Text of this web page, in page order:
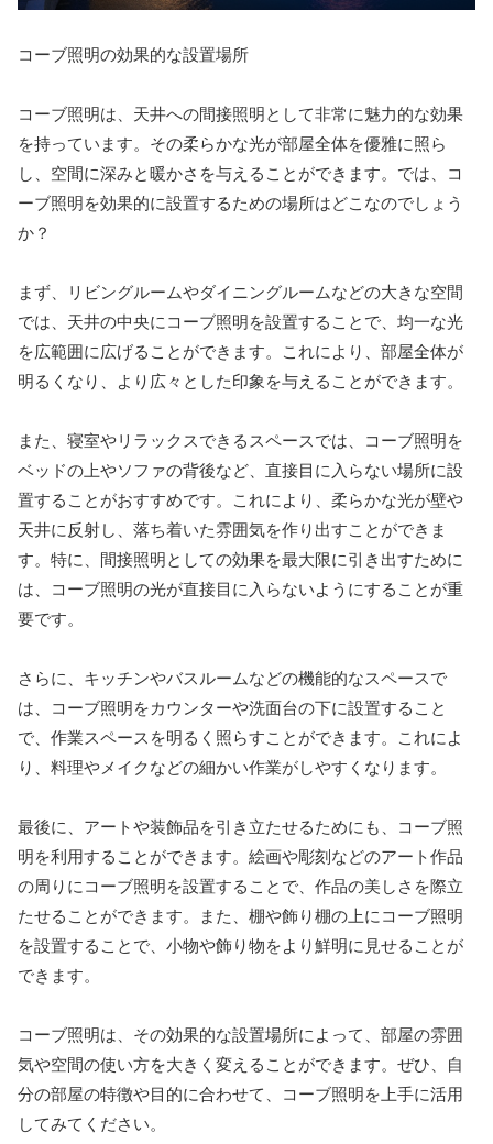
コーブ照明の効果的な設置場所
コーブ照明は、天井への間接照明として非常に魅力的な効果
を持っています。その柔らかな光が部屋全体を優雅に照ら
し、空間に深みと暖かさを与えることができます。では、コ
ーブ照明を効果的に設置するための場所はどこなのでしょう
か？
まず、リビングルームやダイニングルームなどの大きな空間
では、天井の中央にコーブ照明を設置することで、均一な光
を広範囲に広げることができます。これにより、部屋全体が
明るくなり、より広々とした印象を与えることができます。
また、寝室やリラックスできるスペースでは、コーブ照明を
ベッドの上やソファの背後など、直接目に入らない場所に設
置することがおすすめです。これにより、柔らかな光が壁や
天井に反射し、落ち着いた雰囲気を作り出すことができま
す。特に、間接照明としての効果を最大限に引き出すために
は、コーブ照明の光が直接目に入らないようにすることが重
要です。
さらに、キッチンやバスルームなどの機能的なスペースで
は、コーブ照明をカウンターや洗面台の下に設置すること
で、作業スペースを明るく照らすことができます。これによ
り、料理やメイクなどの細かい作業がしやすくなります。
最後に、アートや装飾品を引き立たせるためにも、コーブ照
明を利用することができます。絵画や彫刻などのアート作品
の周りにコーブ照明を設置することで、作品の美しさを際立
たせることができます。また、棚や飾り棚の上にコーブ照明
を設置することで、小物や飾り物をより鮮明に見せることが
できます。
コーブ照明は、その効果的な設置場所によって、部屋の雰囲
気や空間の使い方を大きく変えることができます。ぜひ、自
分の部屋の特徴や目的に合わせて、コーブ照明を上手に活用
してみてください。